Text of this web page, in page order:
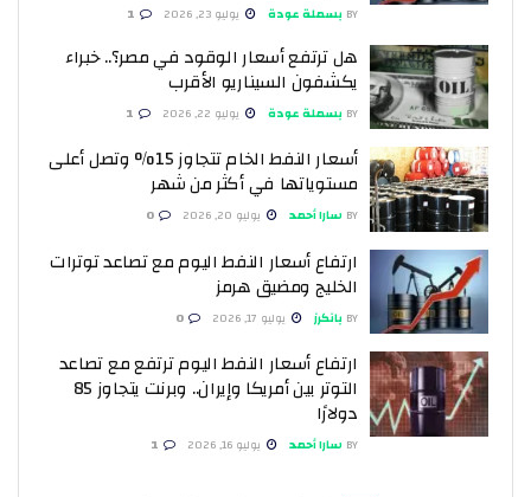
BY بسملة عودة يوليو 23, 2026
هل ترتفع أسعار الوقود في مصر؟.. خبراء
يكشفون السيناريو الأقرب
BY بسملة عودة يوليو 22, 2026
أسعار النفط الخام تتجاوز 15% وتصل أعلى
مستوياتها في أكثر من شهر
BY سارا أحمد يوليو 20, 2026
ارتفاع أسعار النفط اليوم مع تصاعد توترات
الخليج ومضيق هرمز
BY بانكرز يوليو 17, 2026
ارتفاع أسعار النفط اليوم ترتفع مع تصاعد
التوتر بين أمريكا وإيران.. وبرنت يتجاوز 85
دولارًا
BY سارا أحمد يوليو 16, 2026